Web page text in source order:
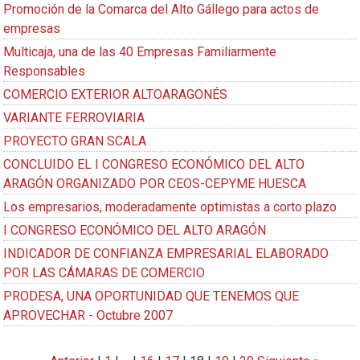
Promoción de la Comarca del Alto Gállego para actos de
empresas
Multicaja, una de las 40 Empresas Familiarmente
Responsables
COMERCIO EXTERIOR ALTOARAGONÉS
VARIANTE FERROVIARIA
PROYECTO GRAN SCALA
CONCLUIDO EL I CONGRESO ECONÓMICO DEL ALTO
ARAGÓN ORGANIZADO POR CEOS-CEPYME HUESCA
Los empresarios, moderadamente optimistas a corto plazo
I CONGRESO ECONÓMICO DEL ALTO ARAGÓN
INDICADOR DE CONFIANZA EMPRESARIAL ELABORADO
POR LAS CÁMARAS DE COMERCIO
PRODESA, UNA OPORTUNIDAD QUE TENEMOS QUE
APROVECHAR - Octubre 2007